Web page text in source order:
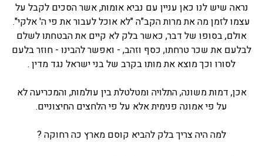
נראה שיש לנו כאן עניין עם נביא אומות, אשר הסכים לקבל על
עצמו לזמן מה את מרות הקב"ה "לא אוכל לעבור את פי ה' אלקי".
אולם, בסופו של דבר, כאשר בלק לא קיים את הבטחתו לשלם
לבלעם את שכר טרחתו, כסף וזהב, - ואפשר להבינו - חוזר בלעם
לסורו וכך מוצא את מותו בקרב של בני ישראל נגד מדין .
אכן, דמות משונה, התלויה ומטלטלת בין עולמות, והמכריעה לא
על פי אמונה פנימית אלא על פי הלחצים החיצוניים.
למה היה צריך בלק להביא קוסם מארץ כה רחוקה ?